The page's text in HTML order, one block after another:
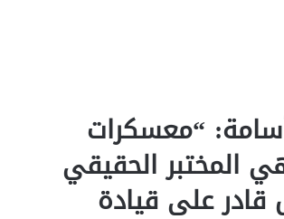
“معسكرات
المختبر الحقيقي
قادر على قيادة